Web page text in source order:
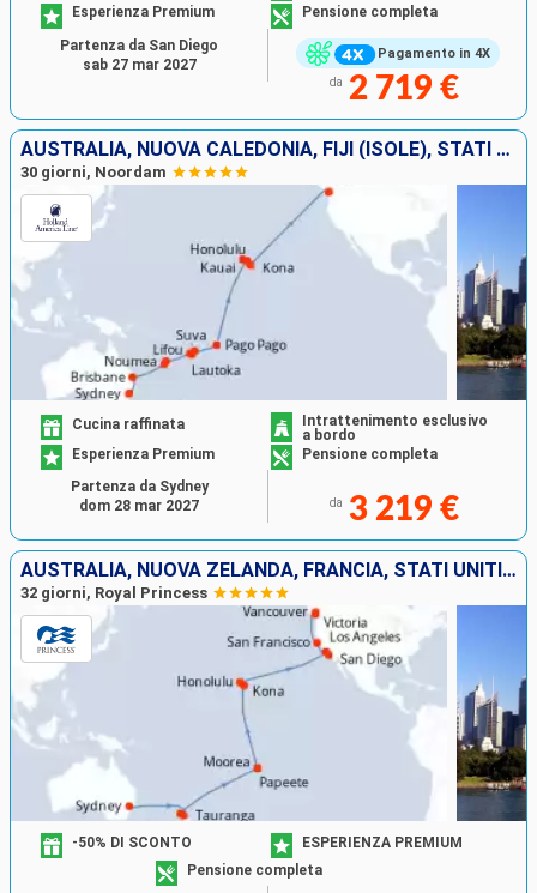
Pagamento in 4X
Esperienza Premium
Pensione completa
da 2 719 €
Partenza da San Diego
sab 27 mar 2027
AUSTRALIA, NUOVA CALEDONIA, FIJI (ISOLE), STATI UNITI
30 giorni, Noordam
Cucina raffinata
Intrattenimento esclusivo
a bordo
Esperienza Premium
Pensione completa
da 3 219 €
Partenza da Sydney
dom 28 mar 2027
AUSTRALIA, NUOVA ZELANDA, FRANCIA, STATI UNITI, CANADA
32 giorni, Royal Princess
-50% DI SCONTO
ESPERIENZA PREMIUM
Pensione completa